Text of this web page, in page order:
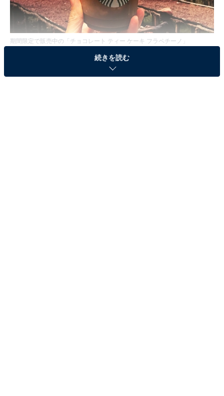
期間限定で販売中の「チョコレート ティー ケーキ フラペチーノ」
続きを読む